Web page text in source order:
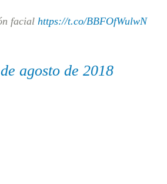
facial https://t.co/BBFOfWulwN
agosto de 2018